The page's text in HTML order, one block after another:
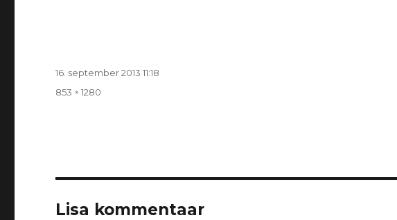
Postitatud
16. september 2013 11:18
Täissuurus
853 × 1280
Lisa kommentaar